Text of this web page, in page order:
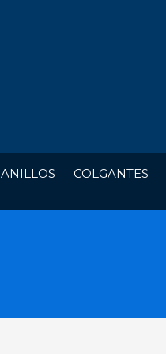
ANILLOS COLGANTES